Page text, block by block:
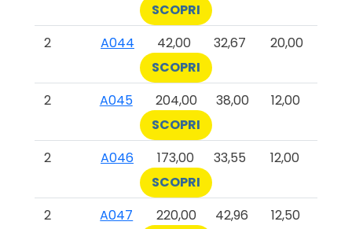
SCOPRI
2
A044 42,00 32,67
20,00
SCOPRI
2
A045 204,00 38,00
12,00
SCOPRI
2
A046 173,00 33,55
12,00
SCOPRI
2
A047 220,00 42,96
12,50